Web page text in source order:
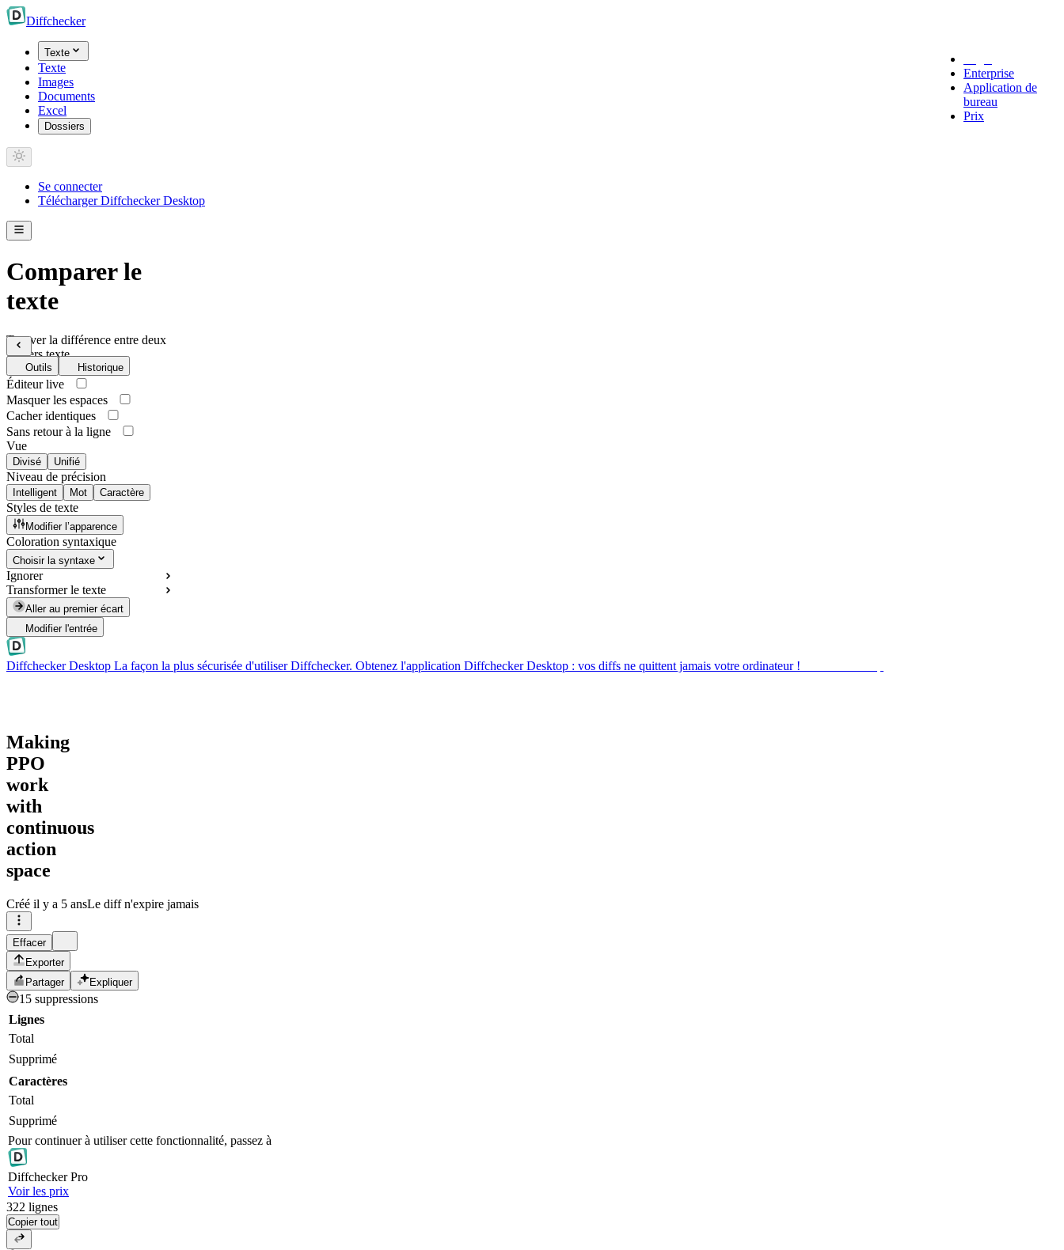
Diffchecker
Texte
Texte
Images
Documents
Excel
Dossiers
Enterprise
Application de
bureau
Prix
Se connecter
Télécharger Diffchecker Desktop
Comparer le
texte
Trouver la différence entre deux
fichiers texte
Outils Historique
Éditeur live
Masquer les espaces
Cacher identiques
Sans retour à la ligne
Vue
Divisé Unifié
Niveau de précision
Intelligent Mot Caractère
Styles de texte
Modifier l’apparence
Coloration syntaxique
Choisir la syntaxe
Ignorer
Transformer le texte
Aller au premier écart
Modifier l'entrée
Diffchecker Desktop La façon la plus sécurisée d'utiliser Diffchecker. Obtenez l'application Diffchecker Desktop : vos diffs ne quittent jamais votre ordinateur !
Making
PPO
work
with
continuous
action
space
Créé il y a 5 ansLe diff n'expire jamais
Effacer
Exporter
Partager
Expliquer
15 suppressions
Lignes
Total
Supprimé
Caractères
Total
Supprimé
Pour continuer à utiliser cette fonctionnalité, passez à
DiffcheckerPro
Voir les prix
322 lignes
Copier tout